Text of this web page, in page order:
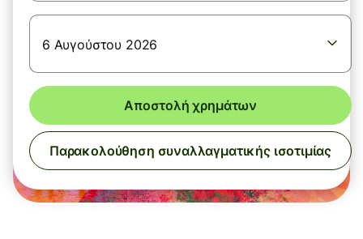
6 Αυγούστου 2026
Αποστολή χρημάτων
Παρακολούθηση συναλλαγματικής ισοτιμίας